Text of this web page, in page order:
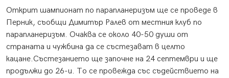
Открит шампионат по парапланеризъм ще се проведе в
Перник, съобщи Димитър Ралев от местния клуб по
парапланеризъм. Очаква се около 40-50 души от
страната и чужбина да се състезават в целто
кацане.Състезанието ще започне на 24 септември и ще
продължи до 26-и. То се провежда със съдействието на